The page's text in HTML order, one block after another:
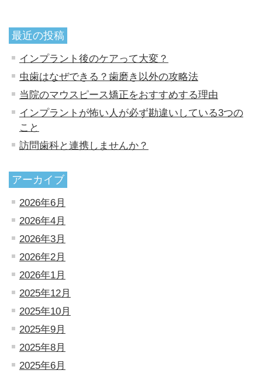
最近の投稿
インプラント後のケアって大変？
虫歯はなぜできる？歯磨き以外の攻略法
当院のマウスピース矯正をおすすめする理由
インプラントが怖い人が必ず勘違いしている3つの
こと
訪問歯科と連携しませんか？
アーカイブ
2026年6月
2026年4月
2026年3月
2026年2月
2026年1月
2025年12月
2025年10月
2025年9月
2025年8月
2025年6月